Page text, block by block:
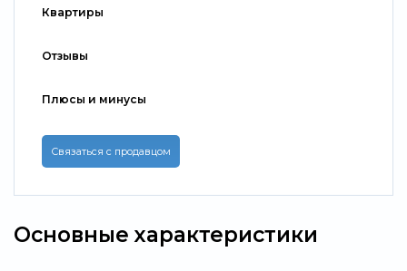
Квартиры
Отзывы
Плюсы и минусы
Связаться с продавцом
Основные характеристики